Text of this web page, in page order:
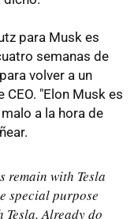
para Musk es
semanas de
volver a un
"Elon Musk es
a la hora de
with Tesla
special purpose
Already do